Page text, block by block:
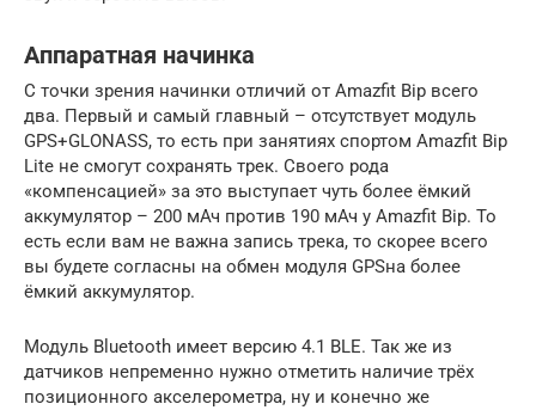
Аппаратная начинка
С точки зрения начинки отличий от Amazfit Bip всего
два. Первый и самый главный – отсутствует модуль
GPS+GLONASS, то есть при занятиях спортом Amazfit Bip
Lite не смогут сохранять трек. Своего рода
«компенсацией» за это выступает чуть более ёмкий
аккумулятор – 200 мАч против 190 мАч у Amazfit Bip. То
есть если вам не важна запись трека, то скорее всего
вы будете согласны на обмен модуля GPSна более
ёмкий аккумулятор.
Модуль Bluetooth имеет версию 4.1 BLE. Так же из
датчиков непременно нужно отметить наличие трёх
позиционного акселерометра, ну и конечно же